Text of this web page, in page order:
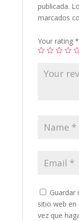
publicada.
marcados
Your rating *
sitio web en
vez que